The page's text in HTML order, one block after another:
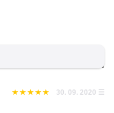
30. 09. 2020 ☰